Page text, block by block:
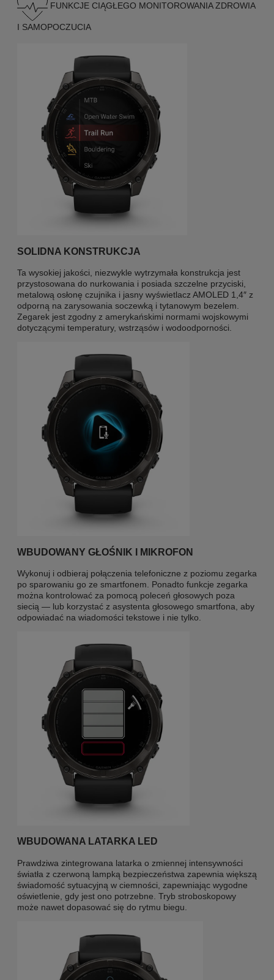
FUNKCJE CIĄGŁEGO MONITOROWANIA ZDROWIA
I SAMOPOCZUCIA
SOLIDNA KONSTRUKCJA
Ta wysokiej jakości, niezwykle wytrzymała konstrukcja jest
przystosowana do nurkowania i posiada szczelne przyciski,
metalową osłonę czujnika i jasny wyświetlacz AMOLED 1,4″ z
odporną na zarysowania soczewką i tytanowym bezelem.
Zegarek jest zgodny z amerykańskimi normami wojskowymi
dotyczącymi temperatury, wstrząsów i wodoodporności.
WBUDOWANY GŁOŚNIK I MIKROFON
Wykonuj i odbieraj połączenia telefoniczne z poziomu zegarka
po sparowaniu go ze smartfonem. Ponadto funkcje zegarka
można kontrolować za pomocą poleceń głosowych poza
siecią — lub korzystać z asystenta głosowego smartfona, aby
odpowiadać na wiadomości tekstowe i nie tylko.
WBUDOWANA LATARKA LED
Prawdziwa zintegrowana latarka o zmiennej intensywności
światła z czerwoną lampką bezpieczeństwa zapewnia większą
świadomość sytuacyjną w ciemności, zapewniając wygodne
oświetlenie, gdy jest ono potrzebne. Tryb stroboskopowy
może nawet dopasować się do rytmu biegu.